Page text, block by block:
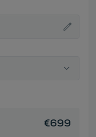
€699